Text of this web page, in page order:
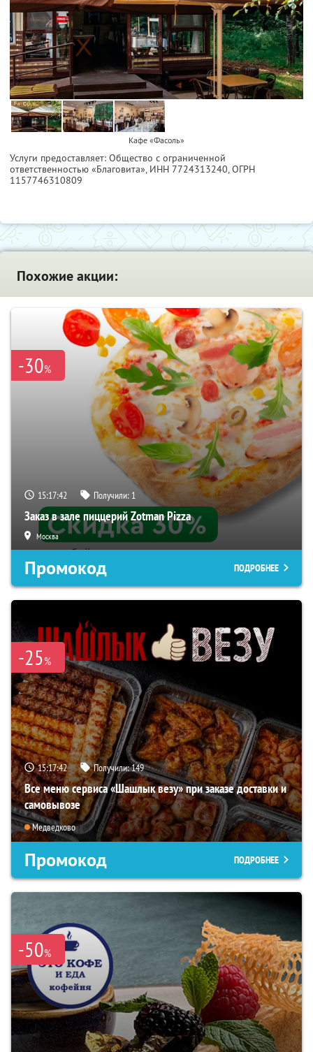
Кафе «Фасоль»
Услуги предоставляет: Общество с ограниченной
ответственностью «Благовита», ИНН 7724313240, ОГРН
1157746310809
Похожие акции:
-30%
15:17:41 Получили: 1
Заказ в зале пиццерий Zotman Pizza
Москва
Промокод ПОДРОБНЕЕ
-25%
15:17:41 Получили:149
Все меню сервиса «Шашлык везу» при заказе доставки и
самовывозе
Медведково
Промокод ПОДРОБНЕЕ
-50%